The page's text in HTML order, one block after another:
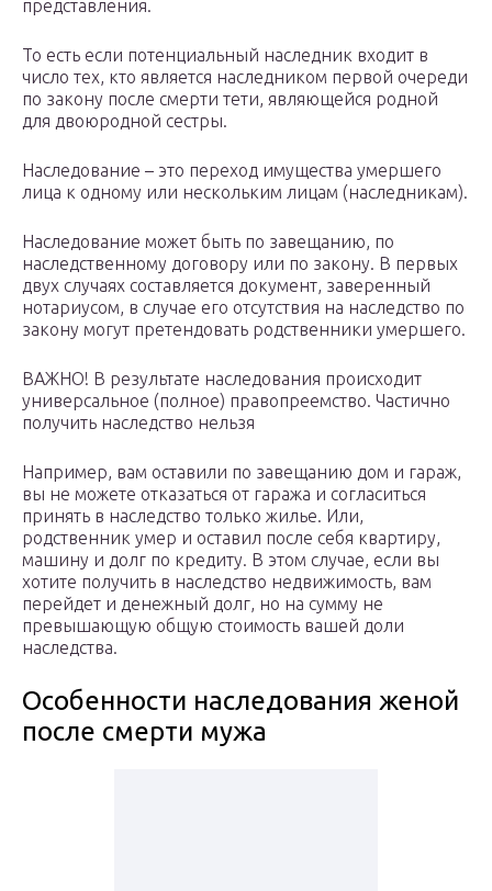
представления.
То есть если потенциальный наследник входит в
число тех, кто является наследником первой очереди
по закону после смерти тети, являющейся родной
для двоюродной сестры.
Наследование – это переход имущества умершего
лица к одному или нескольким лицам (наследникам).
Наследование может быть по завещанию, по
наследственному договору или по закону. В первых
двух случаях составляется документ, заверенный
нотариусом, в случае его отсутствия на наследство по
закону могут претендовать родственники умершего.
ВАЖНО! В результате наследования происходит
универсальное (полное) правопреемство. Частично
получить наследство нельзя
Например, вам оставили по завещанию дом и гараж,
вы не можете отказаться от гаража и согласиться
принять в наследство только жилье. Или,
родственник умер и оставил после себя квартиру,
машину и долг по кредиту. В этом случае, если вы
хотите получить в наследство недвижимость, вам
перейдет и денежный долг, но на сумму не
превышающую общую стоимость вашей доли
наследства.
Особенности наследования женой
после смерти мужа